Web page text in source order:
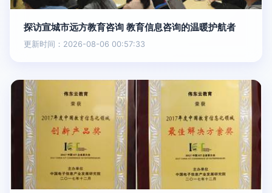
探访宣城市远方教育咨询 教育信息咨询的温暖护航者
更新时间：2026-08-06 00:57:33